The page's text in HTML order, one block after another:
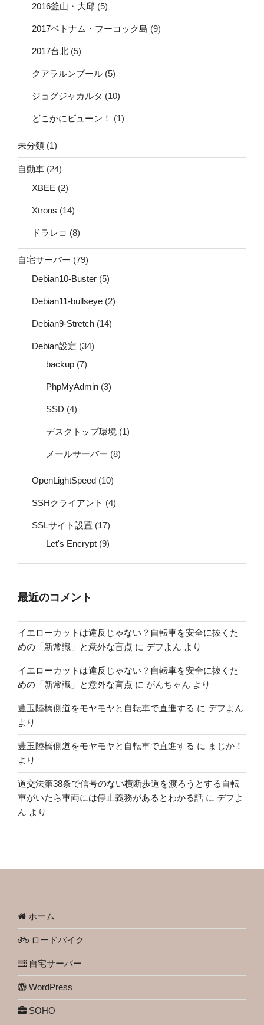
2016釜山・大邱 (5)
2017ベトナム・フーコック島 (9)
2017台北 (5)
クアラルンプール (5)
ジョグジャカルタ (10)
どこかにビューン！ (1)
未分類 (1)
自動車 (24)
XBEE (2)
Xtrons (14)
ドラレコ (8)
自宅サーバー (79)
Debian10-Buster (5)
Debian11-bullseye (2)
Debian9-Stretch (14)
Debian設定 (34)
backup (7)
PhpMyAdmin (3)
SSD (4)
デスクトップ環境 (1)
メールサーバー (8)
OpenLightSpeed (10)
SSHクライアント (4)
SSLサイト設置 (17)
Let's Encrypt (9)
最近のコメント
イエローカットは違反じゃない？自転車を安全に抜くた
めの「新常識」と意外な盲点 に デフよん より
イエローカットは違反じゃない？自転車を安全に抜くた
めの「新常識」と意外な盲点 に がんちゃん より
豊玉陸橋側道をモヤモヤと自転車で直進する に デフよん
より
豊玉陸橋側道をモヤモヤと自転車で直進する に まじか！
より
道交法第38条で信号のない横断歩道を渡ろうとする自転
車がいたら車両には停止義務があるとわかる話 に デフよ
ん より
ホーム
ロードバイク
自宅サーバー
WordPress
SOHO